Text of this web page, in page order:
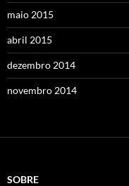
maio 2015
abril 2015
dezembro 2014
novembro 2014
SOBRE